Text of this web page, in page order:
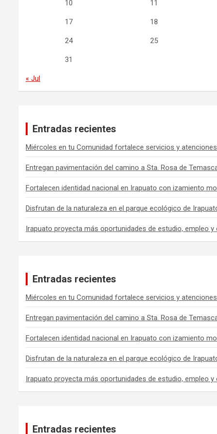
10 11
17 18
24 25
31
« Jul
Entradas recientes
Miércoles en tu Comunidad fortalece servicios y
Entregan pavimentación del camino a Sta. Rosa de
Fortalecen identidad nacional en Irapuato con izamiento
Disfrutan de la naturaleza en el parque ecológico de
Irapuato proyecta más oportunidades de estudio, empleo y
Entradas recientes
Miércoles en tu Comunidad fortalece servicios y
Entregan pavimentación del camino a Sta. Rosa de
Fortalecen identidad nacional en Irapuato con izamiento
Disfrutan de la naturaleza en el parque ecológico de
Irapuato proyecta más oportunidades de estudio, empleo y
Entradas recientes